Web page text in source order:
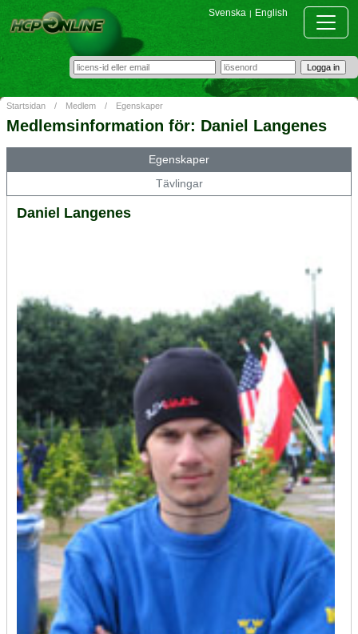
Svenska | English
Startsidan / Medlem / Egenskaper
Medlemsinformation för: Daniel Langenes
Egenskaper
Tävlingar
Daniel Langenes